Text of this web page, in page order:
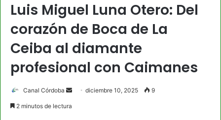
Luis Miguel Luna Otero: Del
corazón de Boca de La
Ceiba al diamante
profesional con Caimanes
Canal Córdoba
Senddiciembre 10, 2025 9
2 minutos de lectura